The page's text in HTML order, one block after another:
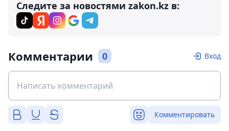
Следите за новостями zakon.kz в:
Комментарии 0 Вход
Комментировать